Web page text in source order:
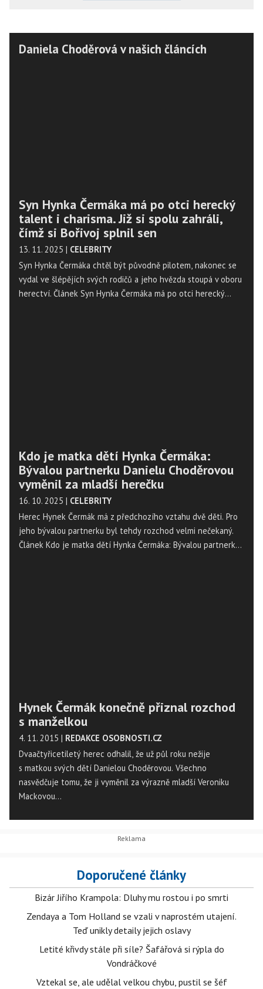
Daniela Choděrová v našich článcích
Syn Hynka Čermáka má po otci herecký
talent i charisma. Již si spolu zahráli,
čímž si Bořivoj splnil sen
13. 11. 2025 | CELEBRITY
Syn Hynka Čermáka chtěl být původně pilotem, nakonec se
vydal ve šlépějích svých rodičů a jeho hvězda stoupá v oboru
herectví. Článek Syn Hynka Čermáka má po otci herecký
Kdo je matka dětí Hynka Čermáka:
Bývalou partnerku Danielu Choděrovou
vyměnil za mladší herečku
16. 10. 2025 | CELEBRITY
Herec Hynek Čermák má z předchozího vztahu dvě děti. Pro
jeho bývalou partnerku byl tehdy rozchod velmi nečekaný.
Článek Kdo je matka dětí Hynka Čermáka: Bývalou partnerku
Hynek Čermák konečně přiznal rozchod
s manželkou
4. 11. 2015 | REDAKCE OSOBNOSTI.CZ
Dvaačtyřicetiletý herec odhalil, že už půl roku nežije
s matkou svých dětí Danielou Choděrovou. Všechno
nasvědčuje tomu, že ji vyměnil za výrazně mladší Veroniku
Mackovou…
Doporučené články
Bizár Jiřího Krampola: Dluhy mu rostou i po smrti
Zendaya a Tom Holland se vzali v naprostém utajení.
Teď unikly detaily jejich oslavy
Letité křivdy stále při síle? Šafářová si rýpla do
Vondráčkové
Vztekal se, ale udělal velkou chybu, pustil se šéf